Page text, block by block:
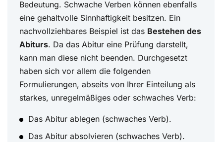
Bedeutung. Schwache Verben können ebenfalls
eine gehaltvolle Sinnhaftigkeit besitzen. Ein
nachvollziehbares Beispiel ist das Bestehen des
Abiturs. Da das Abitur eine Prüfung darstellt,
kann man diese nicht beenden. Durchgesetzt
haben sich vor allem die folgenden
Formulierungen, abseits von Ihrer Einteilung als
starkes, unregelmäßiges oder schwaches Verb:
Das Abitur ablegen (schwaches Verb).
Das Abitur absolvieren (schwaches Verb).